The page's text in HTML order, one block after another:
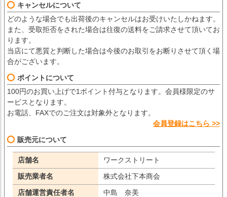
キャンセルについて
どのような場合でも出荷後のキャンセルはお受けいたしかねます。
また、受取拒否をされた場合は往復の送料をご請求させて頂いてお
ります。
当店にて悪質と判断した場合は今後のお取引をお断りさせて頂く場
合がございます。
ポイントについて
100円のお買い上げで1ポイント付与となります。会員様限定のサ
ービスとなります。
お電話、FAXでのご注文は対象外となります。
会員登録はこちら >>
販売元について
店舗名
ワークストリート
販売業者名
株式会社下本商会
店舗運営責任者名
中島 奈美